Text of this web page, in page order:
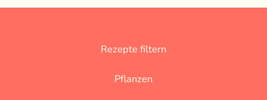
Rezepte filtern
Pflanzen